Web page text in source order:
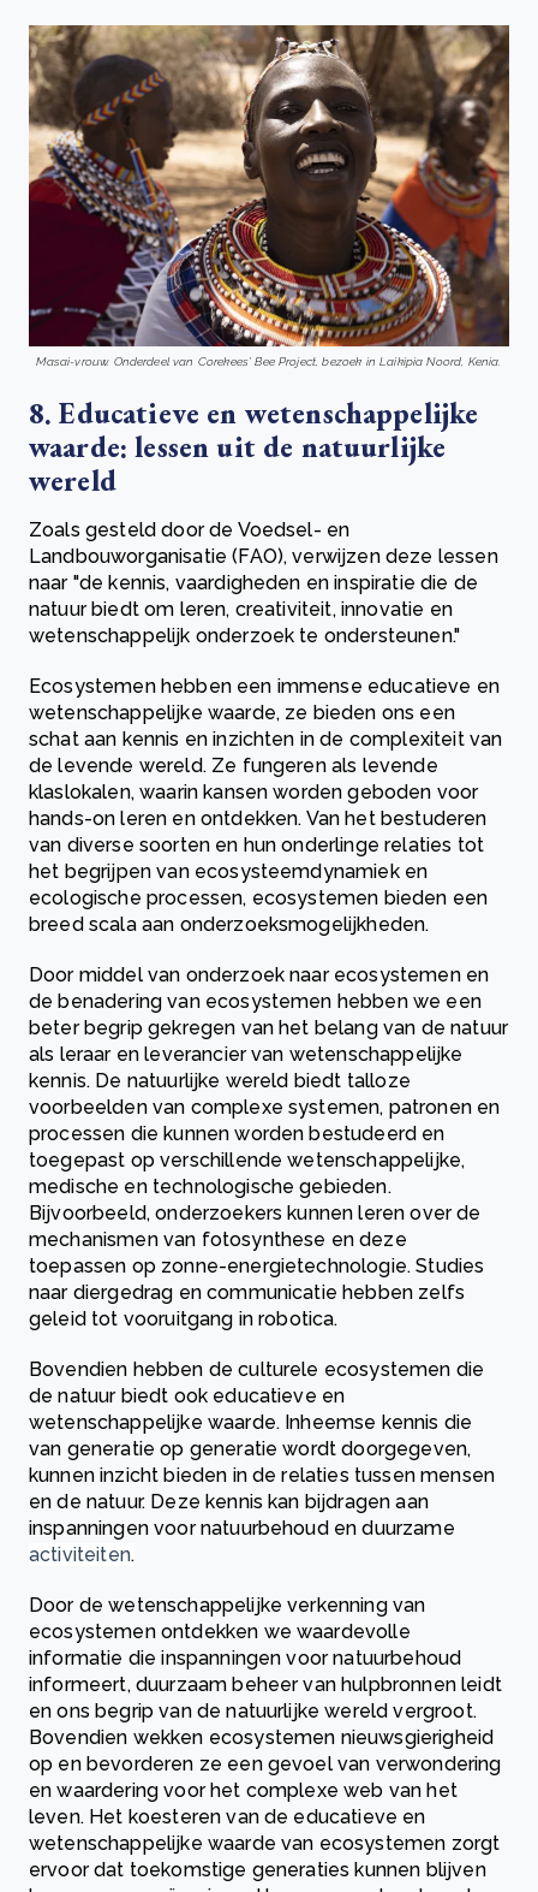
Masai-vrouw. Onderdeel van Corekees' Bee Project, bezoek in Laikipia Noord, Kenia.
8. Educatieve en wetenschappelijke
waarde: lessen uit de natuurlijke
wereld
Zoals gesteld door de Voedsel- en
Landbouworganisatie (FAO), verwijzen deze lessen
naar "de kennis, vaardigheden en inspiratie die de
natuur biedt om leren, creativiteit, innovatie en
wetenschappelijk onderzoek te ondersteunen."
Ecosystemen hebben een immense educatieve en
wetenschappelijke waarde, ze bieden ons een
schat aan kennis en inzichten in de complexiteit van
de levende wereld. Ze fungeren als levende
klaslokalen, waarin kansen worden geboden voor
hands-on leren en ontdekken. Van het bestuderen
van diverse soorten en hun onderlinge relaties tot
het begrijpen van ecosysteemdynamiek en
ecologische processen, ecosystemen bieden een
breed scala aan onderzoeksmogelijkheden.
Door middel van onderzoek naar ecosystemen en
de benadering van ecosystemen hebben we een
beter begrip gekregen van het belang van de natuur
als leraar en leverancier van wetenschappelijke
kennis. De natuurlijke wereld biedt talloze
voorbeelden van complexe systemen, patronen en
processen die kunnen worden bestudeerd en
toegepast op verschillende wetenschappelijke,
medische en technologische gebieden.
Bijvoorbeeld, onderzoekers kunnen leren over de
mechanismen van fotosynthese en deze
toepassen op zonne-energietechnologie. Studies
naar diergedrag en communicatie hebben zelfs
geleid tot vooruitgang in robotica.
Bovendien hebben de culturele ecosystemen die
de natuur biedt ook educatieve en
wetenschappelijke waarde. Inheemse kennis die
van generatie op generatie wordt doorgegeven,
kunnen inzicht bieden in de relaties tussen mensen
en de natuur. Deze kennis kan bijdragen aan
inspanningen voor natuurbehoud en duurzame
activiteiten.
Door de wetenschappelijke verkenning van
ecosystemen ontdekken we waardevolle
informatie die inspanningen voor natuurbehoud
informeert, duurzaam beheer van hulpbronnen leidt
en ons begrip van de natuurlijke wereld vergroot.
Bovendien wekken ecosystemen nieuwsgierigheid
op en bevorderen ze een gevoel van verwondering
en waardering voor het complexe web van het
leven. Het koesteren van de educatieve en
wetenschappelijke waarde van ecosystemen zorgt
ervoor dat toekomstige generaties kunnen blijven